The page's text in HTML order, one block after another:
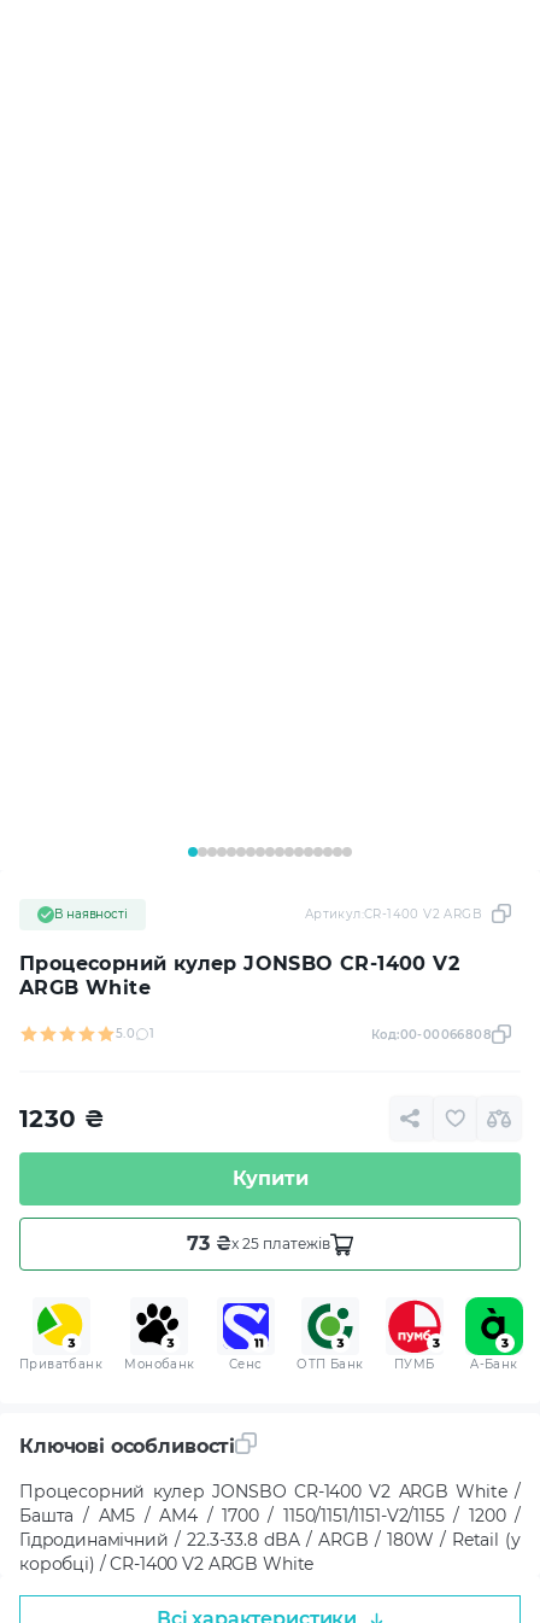
Процесорний кулер JONSBO CR-1400 V2
ARGB White
В наявності Артикул:CR-1400 V2 ARGB White
5.0 1 Код:00-00066808
1230 ₴
Купити
73 ₴x 25 платежів
Приватбанк Монобанк Сенс ОТП Банк ПУМБ A-Банк
Ключові особливості
Процесорний кулер JONSBO CR-1400 V2 ARGB White /
Башта / AM5 / AM4 / 1700 / 1150/1151/1151-V2/1155 / 1200 /
Гідродинамічний / 22.3-33.8 dBA / ARGB / 180W / Retail (у
коробці) / CR-1400 V2 ARGB White